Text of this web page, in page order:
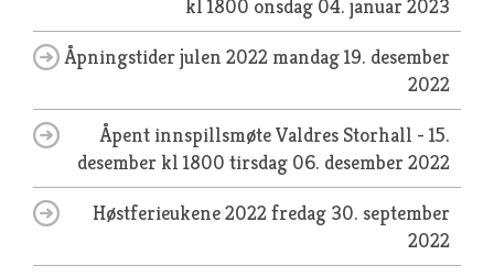
kl 1800 onsdag 04. januar 2023
Åpningstider julen 2022 mandag 19. desember
2022
Åpent innspillsmøte Valdres Storhall - 15.
desember kl 1800 tirsdag 06. desember 2022
Høstferieukene 2022fredag 30. september
2022